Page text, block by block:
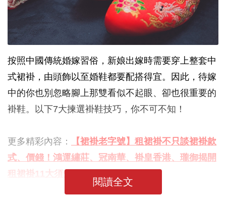
按照中國傳統婚嫁習俗，新娘出嫁時需要穿上整套中
式裙褂，由頭飾以至婚鞋都要配搭得宜。因此，待嫁
中的你也別忽略腳上那雙看似不起眼、卻也很重要的
褂鞋。以下7大揀選褂鞋技巧，你不可不知！
更多精彩內容：
【裙褂老字號】租裙褂不只談裙褂款
式、價錢！鴻運繡莊、冠南華、褂皇香港、瓏御揭開
租裙褂11大須知
閱讀全文